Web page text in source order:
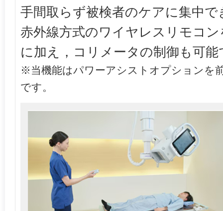
手間取らず被検者のケアに集中
赤外線方式のワイヤレスリモコ
に加え，コリメータの制御も可能
※当機能はパワーアシストオプションを
です。